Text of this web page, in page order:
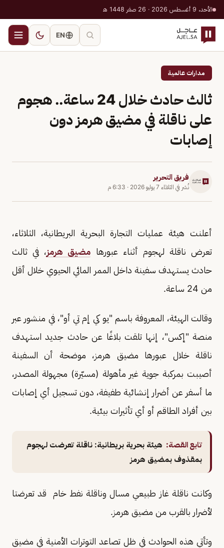
الأحد، 9 أغسطس 2026 · 26 صفر 1448 هـ
EN
مدارات عالمية
ثالث حادث خلال 24 ساعة.. هجوم
على ناقلة في مضيق هرمز دون
إصابات
فريق التحرير
نُشر في الثلاثاء 7 يوليو 2026 · 6:33 م
أعلنت هيئة عمليات التجارة البحرية البريطانية، الثلاثاء،
تعرض ناقلة لهجوم أثناء عبورها مضيق هرمز، في ثالث
حادث يستهدف سفينة داخل الممر المائي الحيوي خلال أقل
من 24 ساعة.
وقالت الهيئة، المعروفة باسم "يو كي إم تي أو"، في منشور عبر
منصة "إكس"، إنها تلقت بلاغًا عن حادث جديد استهدف
ناقلة خلال عبورها مضيق هرمز، موضحة أن السفينة
أصيبت بمركبة جوية غير مأهولة (مسيّرة) مجهولة المصدر،
ما أسفر عن أضرار إنشائية طفيفة، دون تسجيل أي إصابات
بين أفراد الطاقم أو أي تأثيرات بيئية.
تابع القصة: هيئة بحرية بريطانية: ناقلة تعرضت لهجوم
بمقذوف بمضيق هرمز
وكانت ناقلة غاز طبيعي مسال وناقلة نفط خام قد تعرضتا
لأضرار بالقرب من مضيق هرمز.
وتأتي هذه الحوادث في ظل تصاعد التوترات الأمنية في مضيق